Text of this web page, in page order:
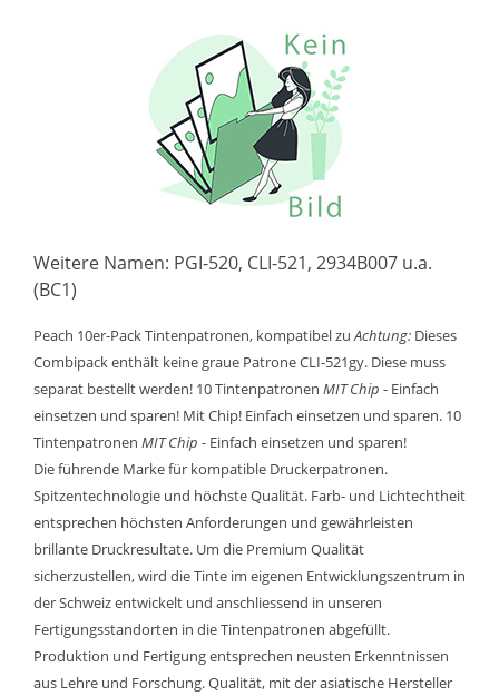
Weitere Namen: PGI-520, CLI-521, 2934B007 u.a.
(BC1)
Peach 10er-Pack Tintenpatronen, kompatibel zuAchtung: Dieses
Combipack enthält keine graue Patrone CLI-521gy. Diese muss
separat bestellt werden! 10 Tintenpatronen MIT Chip - Einfach
einsetzen und sparen! Mit Chip! Einfach einsetzen und sparen. 10
Tintenpatronen MIT Chip - Einfach einsetzen und sparen!
Die führende Marke für kompatible Druckerpatronen.
Spitzentechnologie und höchste Qualität. Farb- und Lichtechtheit
entsprechen höchsten Anforderungen und gewährleisten
brillante Druckresultate. Um die Premium Qualität
sicherzustellen, wird die Tinte im eigenen Entwicklungszentrum in
der Schweiz entwickelt und anschliessend in unseren
Fertigungsstandorten in die Tintenpatronen abgefüllt.
Produktion und Fertigung entsprechen neusten Erkenntnissen
aus Lehre und Forschung. Qualität, mit der asiatische Hersteller